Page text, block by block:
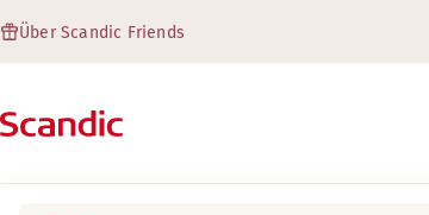
Über Scandic Friends